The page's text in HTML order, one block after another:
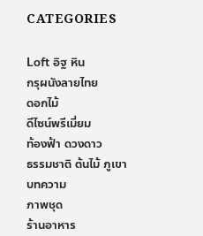
CATEGORIES
Loft อิฐ หิน
กรุผนังลายไทย
ดอกไม้
ดีไซน์พรีเมี่ยม
ท้องฟ้า ดวงดาว
ธรรมชาติ ต้นไม้ ภูเขา
บทความ
ภาพชุด
ร้านอาหาร